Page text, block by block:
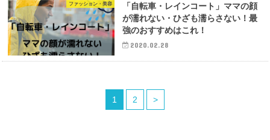
ファッション・美容
「自転車・レインコート」ママの顔
が濡れない・ひざも濡らさない！最
強のおすすめはこれ！
2020.02.28
1 2 >